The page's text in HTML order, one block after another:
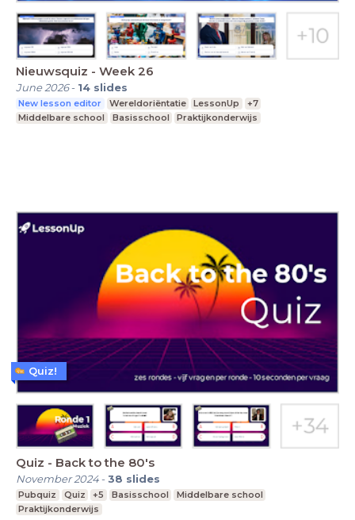
Nieuwsquiz - Week 26
June 2026- 14 slides
New lesson editor Wereldoriëntatie LessonUp
+7
Middelbare school
Basisschool Praktijkonderwijs
Quiz - Back to the 80's
November 2024-38 slides
Pubquiz Quiz +5 Basisschool
Middelbare school
Praktijkonderwijs
Quiz!